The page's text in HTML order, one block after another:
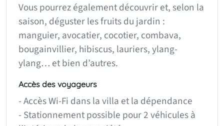
Vous pourrez également découvrir et, selon la
saison, déguster les fruits du jardin :
manguier, avocatier, cocotier, combava,
bougainvillier, hibiscus, lauriers, ylang-
ylang… et bien d’autres.
Accès des voyageurs
- Accès Wi-Fi dans la villa et la dépendance
- Stationnement possible pour 2 véhicules à